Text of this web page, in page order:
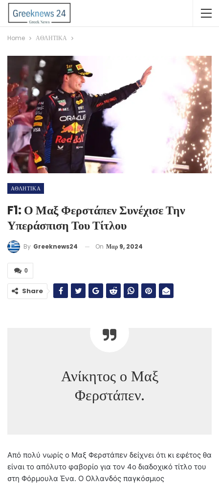
Home ΑΘΛΗΤΙΚΑ
ΑΘΛΗΤΙΚΑ
F1: Ο Μαξ Φερστάπεν Συνέχισε Την
Υπεράσπιση Του Τίτλου
By Greeknews24 On Μαρ 9, 2024
0
Share
Ανίκητος ο Μαξ
Φερστάπεν.
Από πολύ νωρίς ο Μαξ Φερστάπεν δείχνει ότι κι εφέτος θα
είναι το απόλυτο φαβορίο για τον 4ο διαδοχικό τίτλο του
στη Φόρμουλα Ένα. Ο Ολλανδός παγκόσμιος